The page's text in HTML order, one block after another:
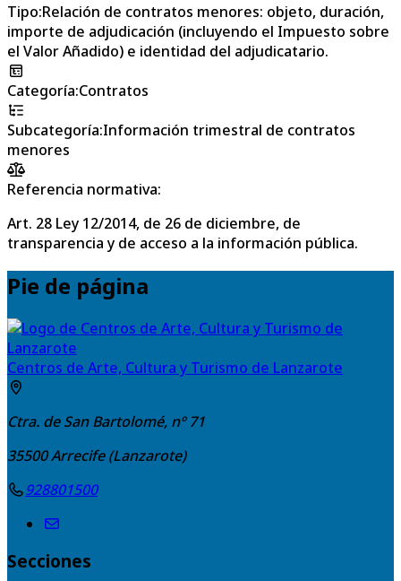
Tipo:Relación de contratos menores: objeto, duración,
importe de adjudicación (incluyendo el Impuesto sobre
el Valor Añadido) e identidad del adjudicatario.
Categoría:Contratos
Subcategoría:Información trimestral de contratos
menores
Referencia normativa:
Art. 28 Ley 12/2014, de 26 de diciembre, de
transparencia y de acceso a la información pública.
Pie de página
Centros de Arte, Cultura y Turismo de Lanzarote
Ctra. de San Bartolomé, nº 71
35500Arrecife (Lanzarote)
928801500
Secciones